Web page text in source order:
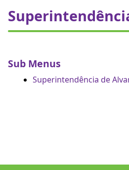
Sub Menus
Superintendência de